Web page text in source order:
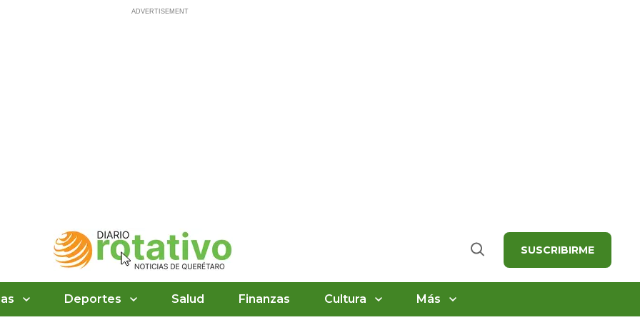
Buscar SUSCRIBIRME
Deportes Salud Finanzas Cultura Más